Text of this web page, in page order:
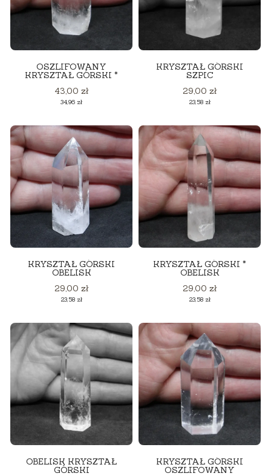
OSZLIFOWANY
KRYSZTAŁ GÓRSKI *
Cena
43,00 zł
Cena
34,96 zł
KRYSZTAŁ GÓRSKI
SZPIC
Cena
29,00 zł
Cena
23,58 zł
KRYSZTAŁ GÓRSKI
OBELISK
Cena
29,00 zł
Cena
23,58 zł
KRYSZTAŁ GÓRSKI *
OBELISK
Cena
29,00 zł
Cena
23,58 zł
OBELISK KRYSZTAŁ
GÓRSKI
KRYSZTAŁ GÓRSKI
OSZLIFOWANY